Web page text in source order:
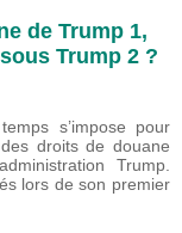
de Trump 1,
Trump 2 ?
s’impose pour
droits de douane
Trump.
lors de son premier